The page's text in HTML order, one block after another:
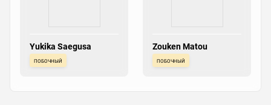
Yukika Saegusa
побочный
Zouken Matou
побочный